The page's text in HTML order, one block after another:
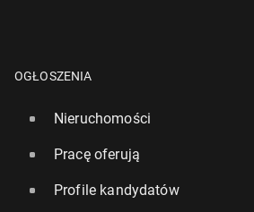
OGŁOSZENIA
Nieruchomości
Pracę oferują
Profile kandydatów